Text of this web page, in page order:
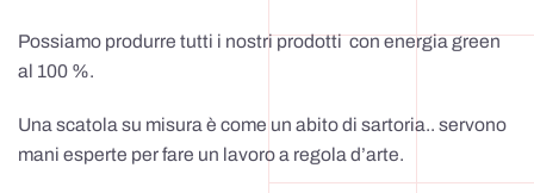
Possiamo produrre tutti i nostri prodotti con energia green
al 100 %.
Una scatola su misura è come un abito di sartoria.. servono
mani esperte per fare un lavoro a regola d’arte.